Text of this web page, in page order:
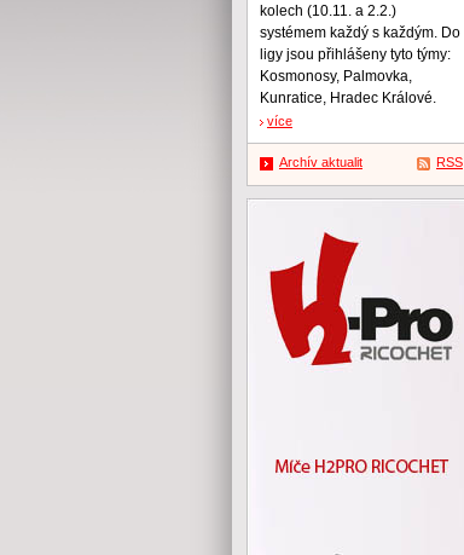
kolech (10.11. a 2.2.)
systémem každý s každým. Do
ligy jsou přihlášeny tyto týmy:
Kosmonosy, Palmovka,
Kunratice, Hradec Králové.
více
Archív aktualit RSS